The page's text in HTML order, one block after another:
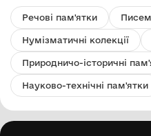
Речові пам'ятки
Нумізматичні колекції
Природничо-історичні
Науково-технічні пам'ятки